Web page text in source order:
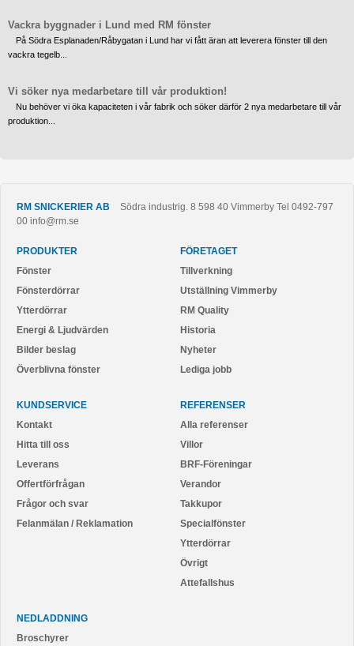
Vackra byggnader i Lund med RM fönster
På Södra Esplanaden/Råbygatan i Lund har vi fått äran att leverera fönster till den
vackra tegelb...
Vi söker nya medarbetare till vår produktion!
Nu behöver vi öka kapaciteten i vår fabrik och söker därför 2 nya medarbetare till vår
produktion...
RM SNICKERIER AB Södra industrig. 8 598 40 Vimmerby Tel 0492-797
00 info@rm.se
PRODUKTER
Fönster
Fönsterdörrar
Ytterdörrar
Energi & Ljudvärden
Bilder beslag
Överblivna fönster
FÖRETAGET
Tillverkning
Utställning Vimmerby
RM Quality
Historia
Nyheter
Lediga jobb
KUNDSERVICE
Kontakt
Hitta till oss
Leverans
Offertförfrågan
Frågor och svar
Felanmälan / Reklamation
REFERENSER
Alla referenser
Villor
BRF-Föreningar
Verandor
Takkupor
Specialfönster
Ytterdörrar
Övrigt
Attefallshus
NEDLADDNING
Broschyrer